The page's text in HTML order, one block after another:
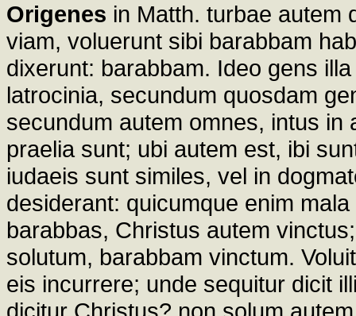
Origenes in Matth. turbae autem
viam, voluerunt sibi barabbam
dixerunt: barabbam. Ideo gens
latrocinia, secundum quosdam
secundum autem omnes, intus in
praelia sunt; ubi autem est, ibi
iudaeis sunt similes, vel in
desiderant: quicumque enim
barabbas, Christus autem
solutum, barabbam vinctum.
eis incurrere; unde sequitur dicit